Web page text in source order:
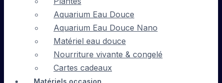
Aquarium Eau Douce
Aquarium Eau Douce Nano
Matériel eau douce
Nourriture vivante & congelé
Cartes cadeaux
Matériels occasion